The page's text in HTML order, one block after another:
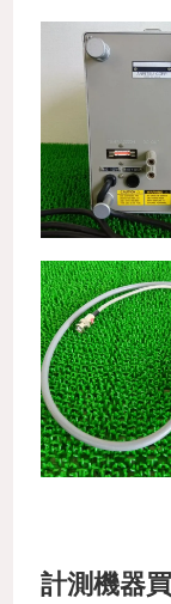
計測機器